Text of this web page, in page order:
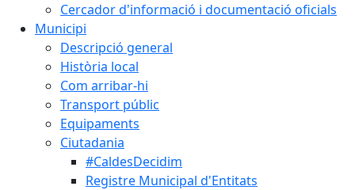
Cercador d'informació i documentació oficials
Municipi
Descripció general
Història local
Com arribar-hi
Transport públic
Equipaments
Ciutadania
#CaldesDecidim
Registre Municipal d'Entitats